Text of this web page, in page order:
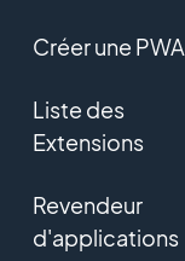
Créer une PWA
Liste des
Extensions
Revendeur
d'applications